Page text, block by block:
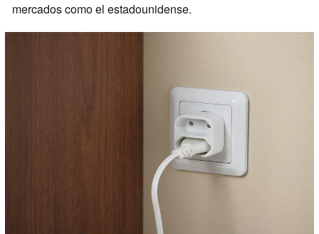
mercados como el estadounidense.